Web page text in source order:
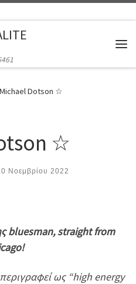
Dotson ☆
☆
Νοεμβρίου 2022
bluesman, straight from
ως “high energy